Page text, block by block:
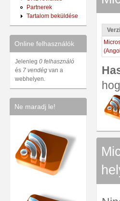
Partnerek
Tartalom beküldése
Online felhasználók
Jelenleg 0 felhasználó
és 7 vendég van a
webhelyen.
Ne maradj le!